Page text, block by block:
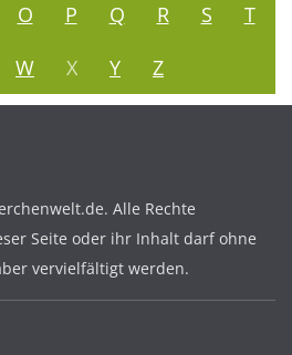
O P Q R S
T
W X Y Z
Alle Rechte
Seite oder ihr Inhalt darf ohne
vervielfältigt werden.